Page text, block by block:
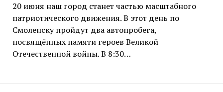
20 июня наш город станет частью масштабного
патриотического движения. В этот день по
Смоленску пройдут два автопробега,
посвящённых памяти героев Великой
Отечественной войны. В 8:30…